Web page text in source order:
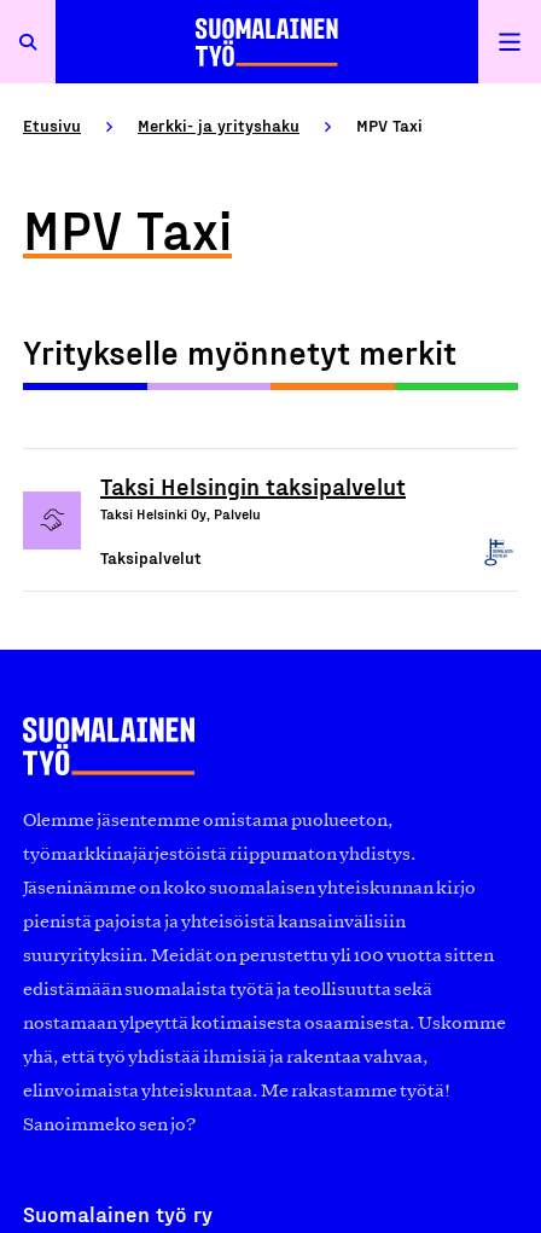
Etusivu Merkki- ja yrityshaku MPV Taxi
MPV Taxi
Yritykselle myönnetyt merkit
Taksi Helsingin taksipalvelut
Taksi Helsinki Oy, Palvelu
Taksipalvelut
Olemme jäsentemme omistama puolueeton,
työmarkkinajärjestöistä riippumaton yhdistys.
Jäseninämme on koko suomalaisen yhteiskunnan kirjo
pienistä pajoista ja yhteisöistä kansainvälisiin
suuryrityksiin. Meidät on perustettu yli 100 vuotta sitten
edistämään suomalaista työtä ja teollisuutta sekä
nostamaan ylpeyttä kotimaisesta osaamisesta. Uskomme
yhä, että työ yhdistää ihmisiä ja rakentaa vahvaa,
elinvoimaista yhteiskuntaa. Me rakastamme työtä!
Sanoimmeko sen jo?
Suomalainen työ ry